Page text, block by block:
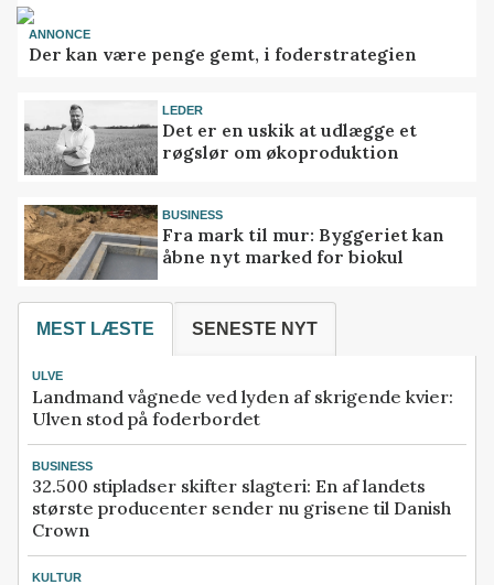
ANNONCE
Der kan være penge gemt, i foderstrategien
LEDER
Det er en uskik at udlægge et
røgslør om økoproduktion
BUSINESS
Fra mark til mur: Byggeriet kan
åbne nyt marked for biokul
MEST LÆSTE SENESTE NYT
ULVE
Landmand vågnede ved lyden af skrigende kvier:
Ulven stod på foderbordet
BUSINESS
32.500 stipladser skifter slagteri: En af landets
største producenter sender nu grisene til Danish
Crown
KULTUR